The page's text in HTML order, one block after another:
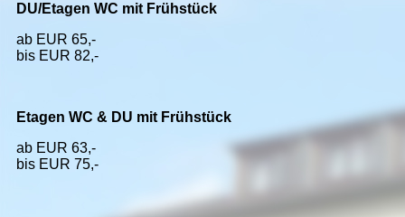
DU/Etagen WC mit Frühstück
ab EUR 65,-
bis EUR 82,-
Etagen WC & DU mit Frühstück
ab EUR 63,-
bis EUR 75,-